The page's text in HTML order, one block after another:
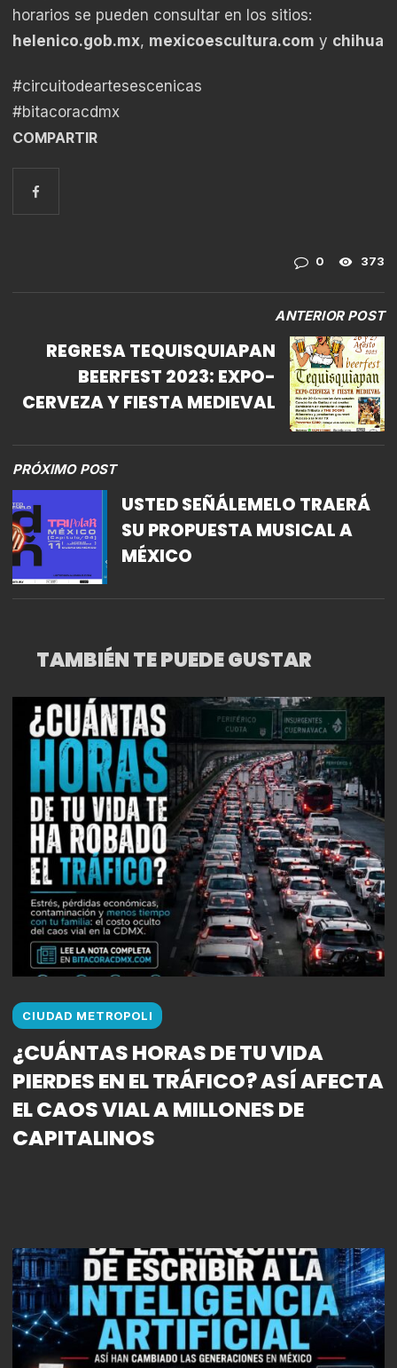
horarios se pueden consultar en los sitios:
helenico.gob.mx, mexicoescultura.com y
#circuitodeartesescenicas
#bitacoracdmx
COMPARTIR
0 373
ANTERIOR POST
REGRESA TEQUISQUIAPAN
BEERFEST 2023: EXPO-
CERVEZA Y FIESTA MEDIEVAL
PRÓXIMO POST
USTED SEÑÁLEMELO TRAERÁ
SU PROPUESTA MUSICAL A
MÉXICO
TAMBIÉN TE PUEDE GUSTAR
CIUDAD METROPOLI
¿CUÁNTAS HORAS DE TU VIDA
PIERDES EN EL TRÁFICO? ASÍ AFECTA
EL CAOS VIAL A MILLONES DE
CAPITALINOS